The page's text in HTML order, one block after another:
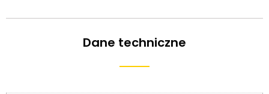
Dane techniczne